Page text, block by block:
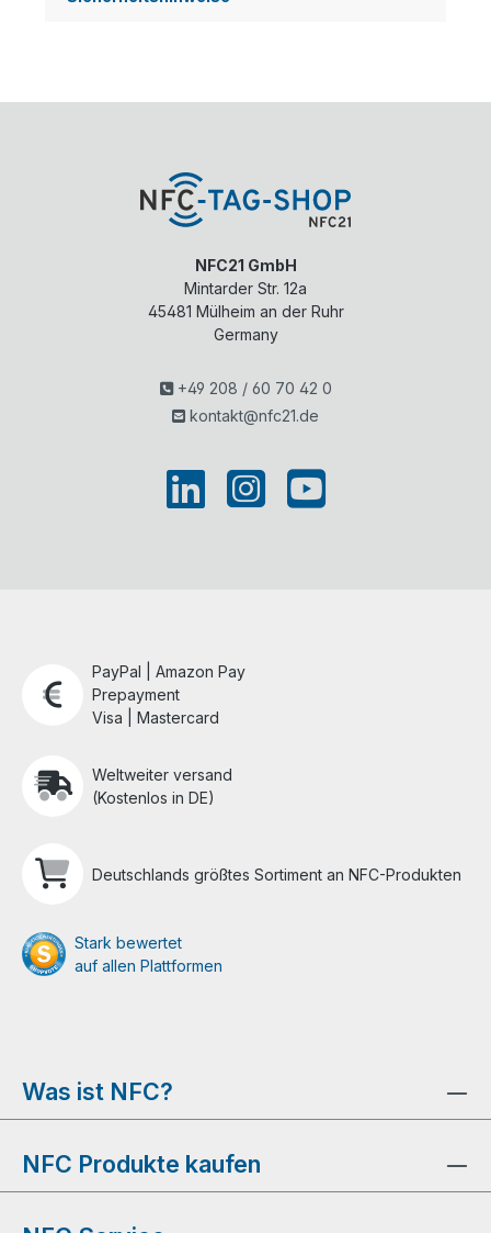
NFC21 GmbH
Mintarder Str. 12a
45481 Mülheim an der Ruhr
Germany
+49 208 / 60 70 42 0
kontakt@nfc21.de
PayPal | Amazon Pay
Prepayment
Visa | Mastercard
Weltweiter versand
(Kostenlos in DE)
Deutschlands größtes Sortiment an NFC-Produkten
Stark bewertet
auf allen Plattformen
Was ist NFC?
NFC Produkte kaufen